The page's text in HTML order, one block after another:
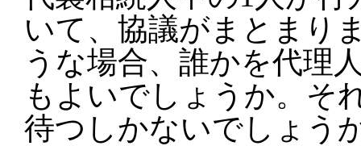
いて、協議がまとまり
うな場合、誰かを代理
もよいでしょうか。そ
待つしかないでしょう